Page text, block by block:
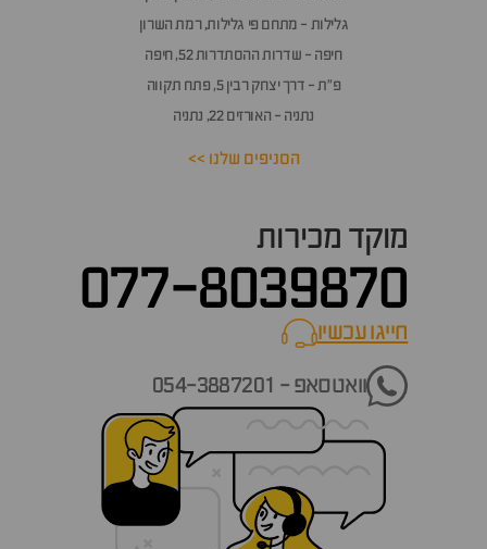
גלילות - מתחם פי גלילות, רמת השרון
חיפה - שדרות ההסתדרות 52, חיפה
פ״ת - דרך יצחק רבין 5, פתח תקווה
נתניה - האורזים 22, נתניה
הסניפים שלנו >>
מוקד מכירות
077-8039870
חייגו עכשיוcall now
וואטסאפ - 054-3887201